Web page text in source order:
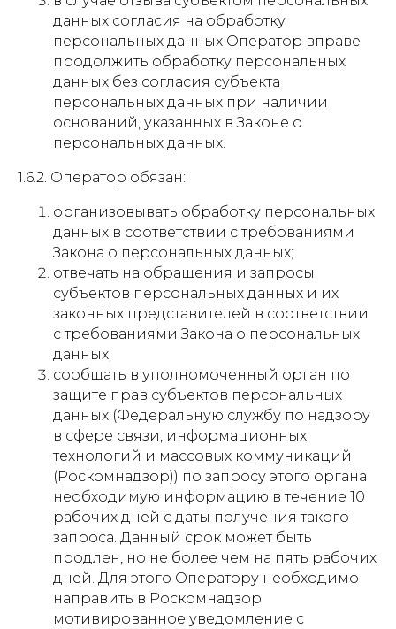
данных согласия на обработку
персональных данных Оператор вправе
продолжить обработку персональных
данных без согласия субъекта
персональных данных при наличии
оснований, указанных в Законе о
персональных данных.
1.6.2. Оператор обязан:
организовывать обработку персональных
данных в соответствии с требованиями
Закона о персональных данных;
отвечать на обращения и запросы
субъектов персональных данных и их
законных представителей в соответствии
с требованиями Закона о персональных
данных;
сообщать в уполномоченный орган по
защите прав субъектов персональных
данных (Федеральную службу по надзору
в сфере связи, информационных
технологий и массовых коммуникаций
(Роскомнадзор)) по запросу этого органа
необходимую информацию в течение 10
рабочих дней с даты получения такого
запроса. Данный срок может быть
продлен, но не более чем на пять рабочих
дней. Для этого Оператору необходимо
направить в Роскомнадзор
мотивированное уведомление с